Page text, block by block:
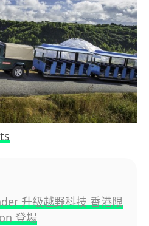
升級越野科技 香港限
登場